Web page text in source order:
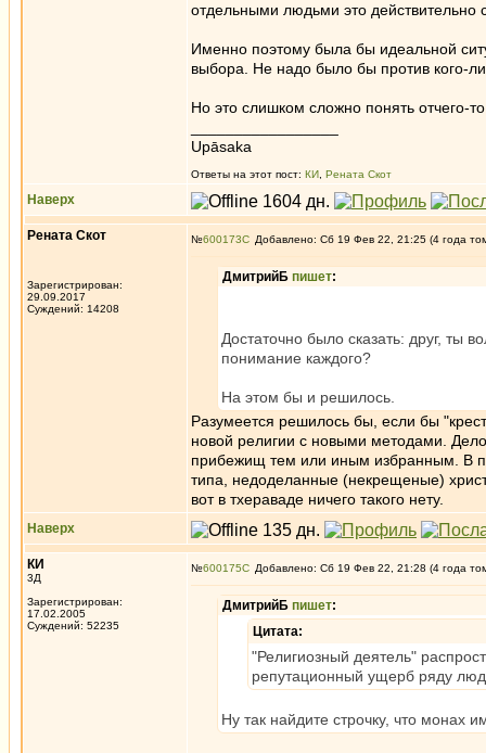
отдельными людьми это действительно
Именно поэтому была бы идеальной
выбора. Не надо было бы против кого-
Но это слишком сложно понять отчего-
Upāsaka
Ответы на этот пост: КИ Рената Скот
Наверх
Рената Скот
Зарегистрирован:
29.09.2017
Суждений: 14208
№600173 Добавлено: Сб 19 Фев 22, 21:25 (4 года
ДмитрийБ пишет:
Достаточно было сказать: друг, ты
понимание каждого?
На этом бы и решилось.
Разумеется решилось бы, если бы
новой религии с новыми методами.
прибежищ тем или иным избранным. В
типа, недоделанные (некрещеные)
вот в тхераваде ничего такого нету.
Наверх
КИ
3Д
Зарегистрирован:
17.02.2005
Суждений: 52235
№600175 Добавлено: Сб 19 Фев 22, 21:28 (4 года
ДмитрийБ пишет:
Цитата:
"Религиозный деятель"
репутационный ущерб ряду
Ну так найдите строчку, что монах